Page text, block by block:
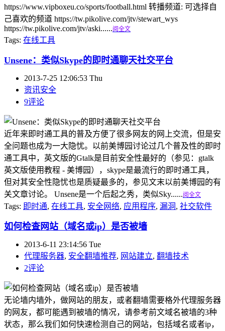
https://www.vipboxeu.co/sports/football.html 转播频道: 可选择自
己喜欢的频道 https://tw.pikolive.com/jtv/stewart_wys
https://tw.pikolive.com/jtv/aski......阅全文
Tags: 在线工具
Unsene：类似Skype的即时通聊天社交平台
2013-7-25 12:06:53 Thu
资讯安全
9评论
近年来即时通工具的普及方便了很多网友的网上交流，但是安
全问题也成为一大隐忧。以前美博园讨论过几个普及性的即时
通工具中，英文版的Gtalk是目前安全性最好的（参见：gtalk
英文版使用教程 - 美博园），skype是最流行的即时通工具，
但对其安全性隐忧也是质疑最多的，参见文末以前美博园的有
关文章讨论。 Unsene是一个后起之秀，类似Sky......阅全文
Tags: 即时通, 在线工具, 安全网络, 应用程序, 漏洞 , 社交软件
如何检查网站（域名或ip）是否被墙
2013-6-11 23:14:56 Tue
代理服务器, 安全翻墙推荐, 网站建立, 翻墙技术
2评论
无论墙内墙外，做网站的朋友，或者翻墙需要格外代理服务器
的网友，都可能遇到被墙的情况，请参考前文域名被墙的3种
状态，那么我们如何快速检测自己的网站，包括域名或者ip，